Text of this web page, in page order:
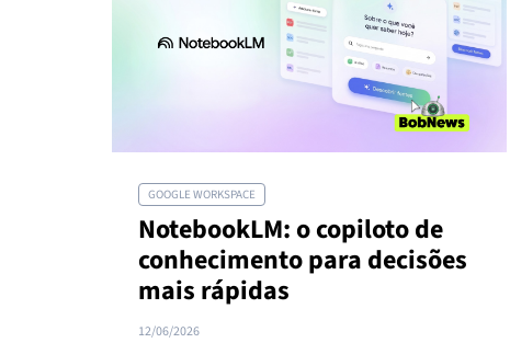
GOOGLE WORKSPACE
NotebookLM: o copiloto de
conhecimento para decisões
mais rápidas
12/06/2026